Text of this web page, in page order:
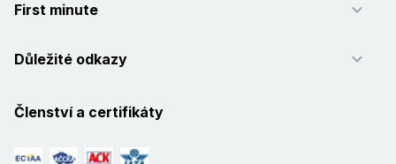
First minute
Důležité odkazy
Členství a certifikáty